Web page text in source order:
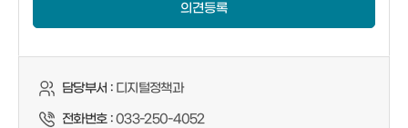
의견등록
담당부서 :디지털정책과
전화번호 :033-250-4052